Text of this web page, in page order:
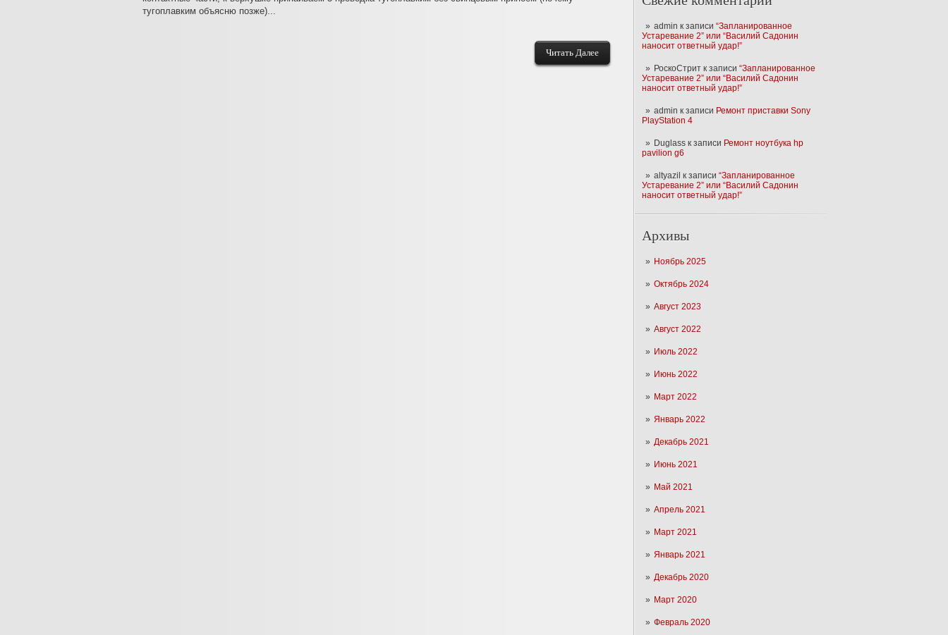
admin к записи “Запланированное
Устаревание 2” или “Василий Садонин
наносит ответный удар!”
РоскоСтрит к записи “Запланированное
Устаревание 2” или “Василий Садонин
наносит ответный удар!”
admin к записи Ремонт приставки Sony
PlayStation 4
Duglass к записи Ремонт ноутбука hp
pavilion g6
altyazil к записи “Запланированное
Устаревание 2” или “Василий Садонин
наносит ответный удар!”
Архивы
Ноябрь 2025
Октябрь 2024
Август 2023
Август 2022
Июль 2022
Июнь 2022
Март 2022
Январь 2022
Декабрь 2021
Июнь 2021
Май 2021
Апрель 2021
Март 2021
Январь 2021
Декабрь 2020
Март 2020
Февраль 2020
тугоплавким объясню позже)...
Читать Далее